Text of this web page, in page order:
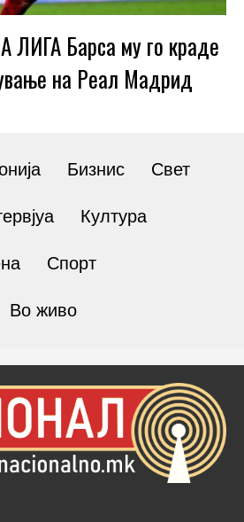
Барса му го краде
на Реал Мадрид
Бизнис Свет
Култура
Спорт
Во живо